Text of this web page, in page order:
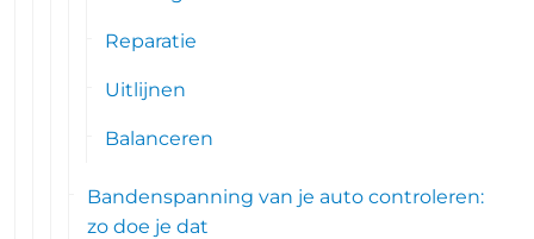
Reparatie
Uitlijnen
Balanceren
Bandenspanning van je auto controleren:
zo doe je dat